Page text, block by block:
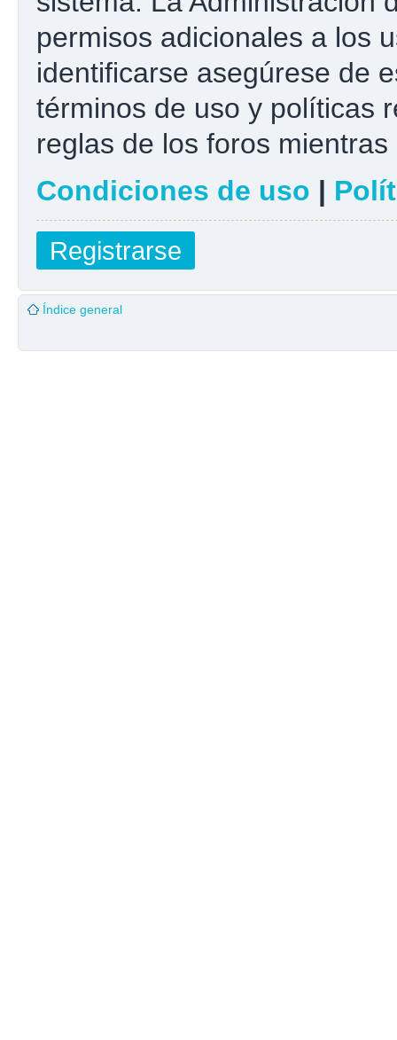
permisos adicionales a los
identificarse asegúrese de
términos de uso y políticas
reglas de los foros
Condiciones de uso |
Registrarse
Índice general